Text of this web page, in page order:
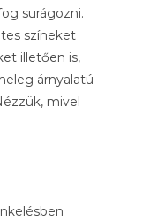
surágozni.
színeket
illetően is,
árnyalatú
mivel